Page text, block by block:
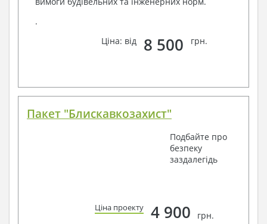
.
Ціна: від
8 500 грн.
Пакет "Блискавкозахист"
Подбайте про
безпеку
заздалегідь
Ціна проекту 4 900 грн.